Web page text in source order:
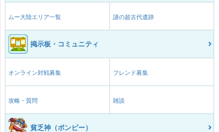
ムー大陸エリア一覧 謎の超古代遺跡
掲示板・コミュニティ
オンライン対戦募集 フレンド募集
攻略・質問 雑談
貧乏神（ボンビー）